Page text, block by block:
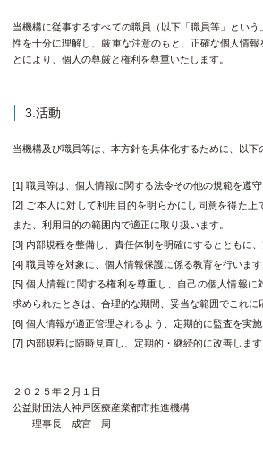
当機構に従事するすべての職員（以下「職員等」とい
性を十分に理解し、厳重な注意のもと、正確な個人情報
とにより、個人の尊厳と権利を尊重いたします。
3.活動
当機構及び職員等は、本方針を具体化するために、以下
職員等は、個人情報に関する法令その他の規範を遵守
ご本人に対して利用目的を明らかにし同意を得た上
また、利用目的の範囲内で適正に取り扱います。
内部規程を整備し、責任体制を明確にするとともに、
職員等を対象に、個人情報保護に係る教育を行います
個人情報に関する権利を尊重し、自己の個人情報に
求められたときは、合理的な期間、妥当な範囲でこれに
個人情報が適正管理されるよう、定期的に監査を実施
内部規程は随時見直し、定期的・継続的に改善します
２０２５年２月１日
公益財団法人神戸医療産業都市推進機構
理事長 成宮 周